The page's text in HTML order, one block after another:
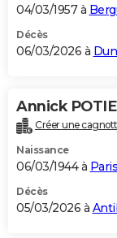
04/03/1957 à
Décès
06/03/2026 à
Annick
Créer une
Naissance
06/03/1944 à Paris
Décès
05/03/2026 à